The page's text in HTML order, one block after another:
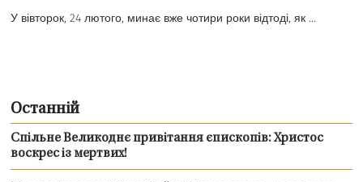
У вівторок, 24 лютого, минає вже чотири роки відтоді, як ...
Останній
Спільне Великоднє привітання єпископів: Христос
воскрес із мертвих!